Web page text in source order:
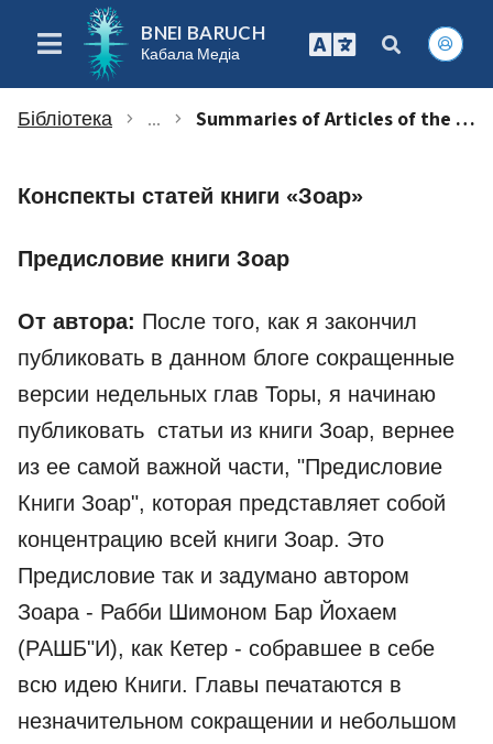
BNEI BARUCH
Кабала Медіа
Бібліотека chevron_right ... chevron_right Summaries of Articles of the Introduction of The Book of Zohar (rus)
Конспекты статей книги «Зоар»
Предисловие книги Зоар
От автора: После того, как я закончил
публиковать в данном блоге сокращенные
версии недельных глав Торы, я начинаю
публиковать статьи из книги Зоар, вернее
из ее самой важной части, "Предисловие
Книги Зоар", которая представляет собой
концентрацию всей книги Зоар. Это
Предисловие так и задумано автором
Зоара - Рабби Шимоном Бар Йохаем
(РАШБ"И), как Кетер - собравшее в себе
всю идею Книги. Главы печатаются в
незначительном сокращении и небольшом